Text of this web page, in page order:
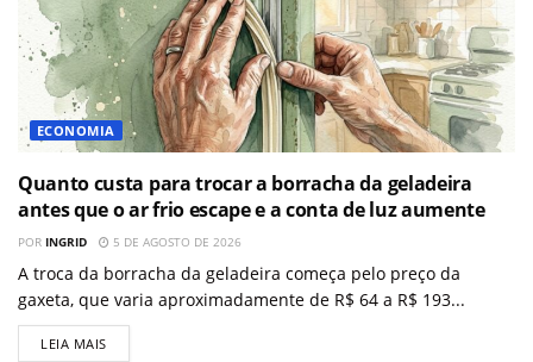
ECONOMIA
Quanto custa para trocar a borracha da geladeira
antes que o ar frio escape e a conta de luz aumente
POR INGRID 5 DE AGOSTO DE 2026
A troca da borracha da geladeira começa pelo preço da
gaxeta, que varia aproximadamente de R$ 64 a R$ 193...
LEIA MAIS